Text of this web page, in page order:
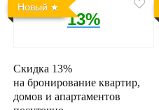
Новый
13%
Скидка 13%
на бронирование квартир,
домов и апартаментов